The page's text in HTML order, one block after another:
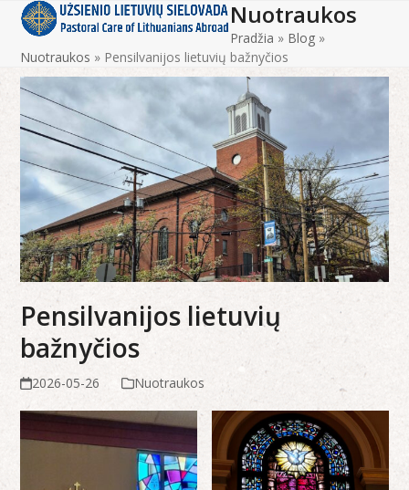
Skip
content
Open
mobile
menu
Close
mobile
menu
Nuotraukos
Pradžia » Blog »
Nuotraukos » Pensilvanijos lietuvių bažnyčios
Pensilvanijos lietuvių
bažnyčios
2026-05-26 Nuotraukos